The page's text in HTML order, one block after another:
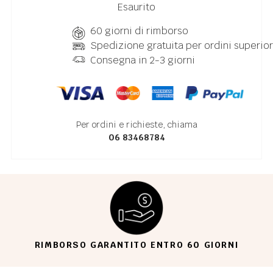
Esaurito
60 giorni di rimborso
Spedizione gratuita per ordini
Consegna in 2-3 giorni
Per ordini e richieste, chiama
06 83468784
GARANZIA DI SODDISFAZIONE AL 100%